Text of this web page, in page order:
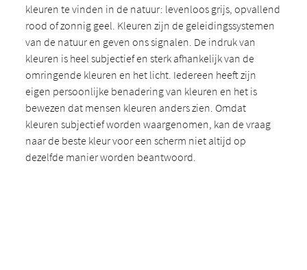
kleuren te vinden in de natuur: levenloos grijs, opvallend
rood of zonnig geel. Kleuren zijn de geleidingssystemen
van de natuur en geven ons signalen. De indruk van
kleuren is heel subjectief en sterk afhankelijk van de
omringende kleuren en het licht. Iedereen heeft zijn
eigen persoonlijke benadering van kleuren en het is
bewezen dat mensen kleuren anders zien. Omdat
kleuren subjectief worden waargenomen, kan de vraag
naar de beste kleur voor een scherm niet altijd op
dezelfde manier worden beantwoord.